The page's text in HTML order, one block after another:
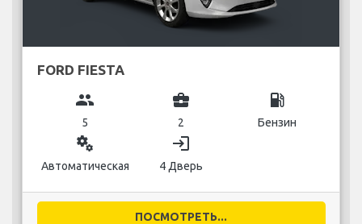
FORD FIESTA
group
5
business_center
2
local_gas_station
Бензин
miscellaneous_services
Автоматическая
login
4 Дверь
ПОСМОТРЕТЬ...